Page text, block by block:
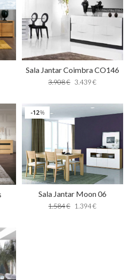
Sala Jantar Coimbra CO146
3.908€ 3.439 €
%
12
Sala Jantar Moon 06
1.584€ 1.394€